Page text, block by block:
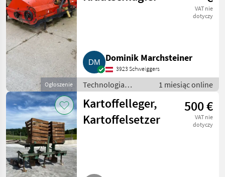
Ogłoszenie
VAT nie
dotyczy
Dominik Marchsteiner
3923 Schweiggers
Technologia
ziemniaczana /
Inne rozwiązania
technologiczne dla
ziemniaków
1 miesiąc online
Kartoffelleger,
Kartoffelsetzer
500 €
VAT nie
dotyczy